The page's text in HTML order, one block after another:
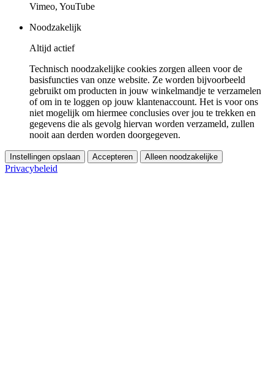
Vimeo, YouTube
Noodzakelijk
Altijd actief
Technisch noodzakelijke cookies zorgen alleen voor de
basisfuncties van onze website. Ze worden bijvoorbeeld
gebruikt om producten in jouw winkelmandje te verzamelen
of om in te loggen op jouw klantenaccount. Het is voor ons
niet mogelijk om hiermee conclusies over jou te trekken en
gegevens die als gevolg hiervan worden verzameld, zullen
nooit aan derden worden doorgegeven.
Instellingen opslaan Accepteren Alleen noodzakelijke
Privacybeleid